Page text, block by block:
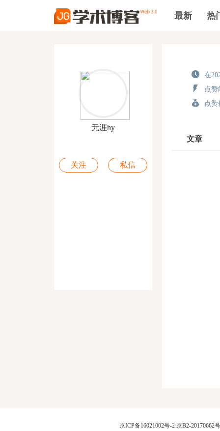
最新 热
无涯hy
关注 私信
在
点赞
点赞
文章
京ICP备16021002号-2京B2-20170662